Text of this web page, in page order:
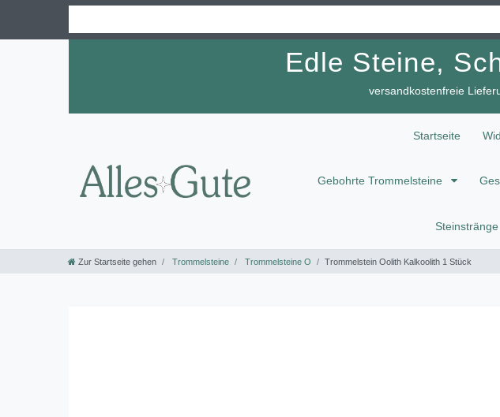
Edle Steine,
versandkostenfreie
Startseite
Gebohrte Trommelsteine
Steinstränge
Zur Startseite gehen Trommelsteine Trommelsteine O Trommelstein Oolith Kalkoolith 1 Stück